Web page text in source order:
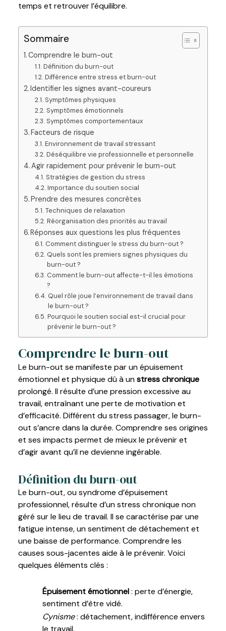
temps et retrouver l’équilibre.
Sommaire
Comprendre le burn-out
Définition du burn-out
Différence entre stress et burn-out
Identifier les signes avant-coureurs
Symptômes physiques
Symptômes émotionnels
Symptômes comportementaux
Facteurs de risque
Environnement de travail stressant
Déséquilibre vie professionnelle et personnelle
Agir rapidement pour prévenir le burn-out
Stratégies de gestion du stress
Importance du soutien social
Prendre des mesures concrètes
Techniques de relaxation
Réorganisation des priorités au travail
Réponses aux questions les plus fréquentes
Comment distinguer le stress du burn-out ?
Quels sont les premiers signes physiques du
burn-out ?
Comment le burn-out affecte-t-il les émotions
?
Quel rôle joue l’environnement de travail dans
le burn-out ?
Pourquoi le soutien social est-il crucial pour
prévenir le burn-out ?
Comprendre le burn-out
Le burn-out se manifeste par un épuisement
émotionnel et physique dû à unstress chronique
prolongé. Il résulte d’une pression excessive au
travail, entraînant une perte de motivation et
d’efficacité. Différent du stress passager, le burn-
out s’ancre dans la durée. Comprendre ses origines
et ses impacts permet de mieux le prévenir et
d’agir avant qu’il ne devienne ingérable.
Définition du burn-out
Le burn-out, ou syndrome d’épuisement
professionnel, résulte d’un stress chronique non
géré sur le lieu de travail. Il se caractérise par une
fatigue intense, un sentiment de détachement et
une baisse de performance. Comprendre les
causes sous-jacentes aide à le prévenir. Voici
quelques éléments clés :
Épuisement émotionnel: perte d’énergie,
sentiment d’être vidé.
Cynisme: détachement, indifférence envers
le travail.